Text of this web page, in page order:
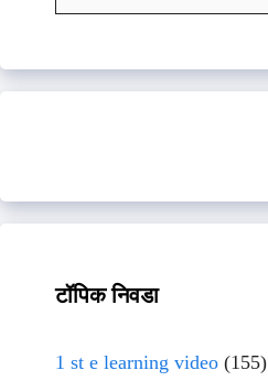
for:
टॉपिक निवडा
1 st e learning video (155)